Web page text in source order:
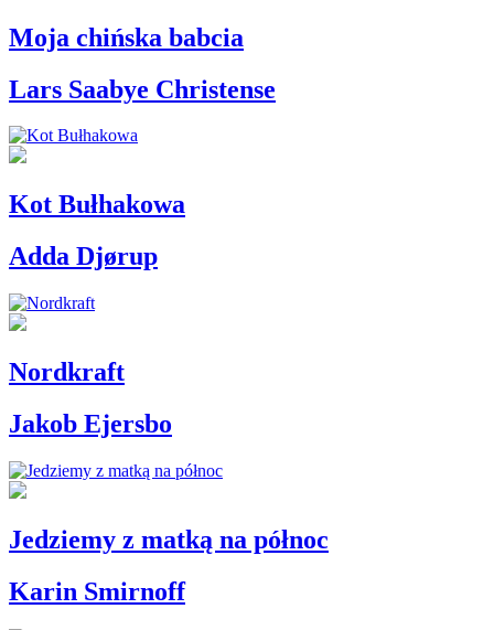
Moja chińska babcia
Lars Saabye Christense
Kot Bułhakowa
Adda Djørup
Nordkraft
Jakob Ejersbo
Jedziemy z matką na północ
Karin Smirnoff